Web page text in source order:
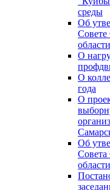
среды
Об
области
О
О
года
О
Об
области